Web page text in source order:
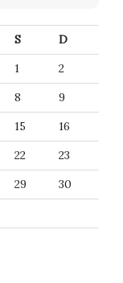
S
D
1
2
8
9
15
16
22
23
29
30